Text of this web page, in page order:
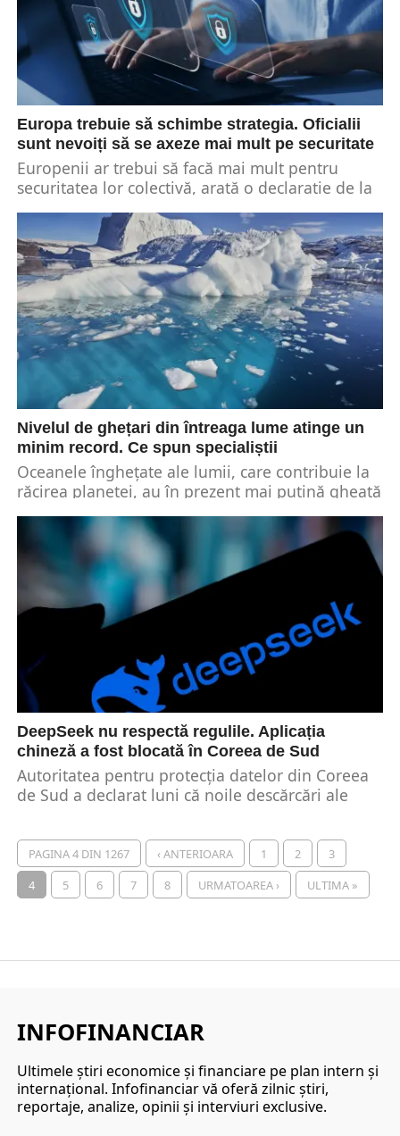
Europa trebuie să schimbe strategia. Oficialii
sunt nevoiți să se axeze mai mult pe securitate
Europenii ar trebui să facă mai mult pentru
securitatea lor colectivă, arată o declarație de la
Palatul Elysee. Luni, mai mulți lideri...
Nivelul de ghețari din întreaga lume atinge un
minim record. Ce spun specialiștii
Oceanele înghețate ale lumii, care contribuie la
răcirea planetei, au în prezent mai puțină gheață
decât s-a înregistrat vreodată, arată datele
obținute...
DeepSeek nu respectă regulile. Aplicația
chineză a fost blocată în Coreea de Sud
Autoritatea pentru protecția datelor din Coreea
de Sud a declarat luni că noile descărcări ale
DeepSeek au...
PAGINA 4 DIN 1267 ‹ ANTERIOARA 1 2
3
4
5 6 7 8 URMATOAREA › ULTIMA »
INFOFINANCIAR
Ultimele ştiri economice şi financiare pe plan intern şi
internaţional. Infofinanciar vă oferă zilnic ştiri,
reportaje, analize, opinii şi interviuri exclusive.